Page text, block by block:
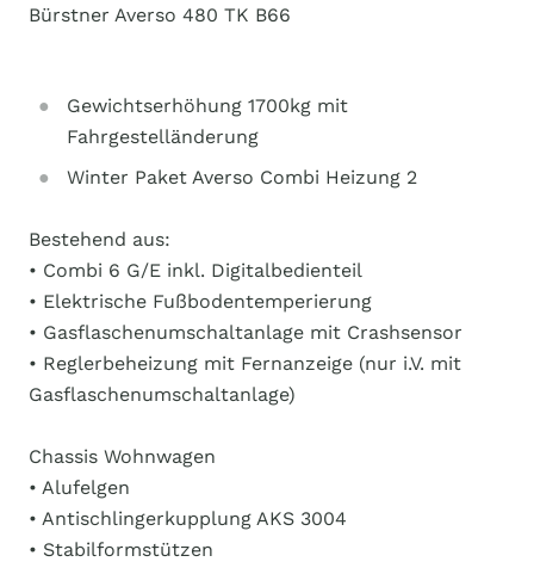
Bürstner Averso 480 TK B66
Gewichtserhöhung 1700kg mit
Fahrgestelländerung
Winter Paket Averso Combi Heizung 2
Bestehend aus:
• Combi 6 G/E inkl. Digitalbedienteil
• Elektrische Fußbodentemperierung
• Gasflaschenumschaltanlage mit Crashsensor
• Reglerbeheizung mit Fernanzeige (nur i.V. mit
Gasflaschenumschaltanlage)
Chassis Wohnwagen
• Alufelgen
• Antischlingerkupplung AKS 3004
• Stabilformstützen